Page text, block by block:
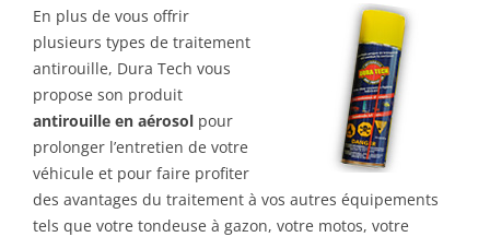
En plus de vous offrir
plusieurs types de traitement
antirouille, Dura Tech vous
propose son produit
antirouille en aérosol pour
prolonger l’entretien de votre
véhicule et pour faire profiter
des avantages du traitement à vos autres équipements
tels que votre tondeuse à gazon, votre motos, votre